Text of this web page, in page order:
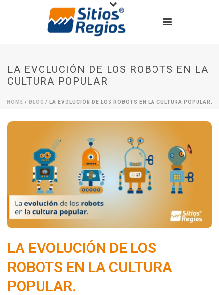
LA EVOLUCIÓN DE LOS ROBOTS EN LA
CULTURA POPULAR.
HOME / BLOG / LA EVOLUCIÓN DE LOS ROBOTS EN LA CULTURA POPULAR.
LA EVOLUCIÓN DE LOS
ROBOTS EN LA CULTURA
POPULAR.